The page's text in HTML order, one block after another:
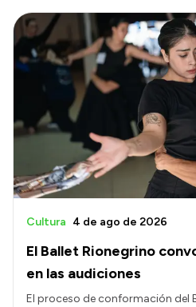
Autoridades y Organismos
Discursos en la Legislatura
Casa de Gobierno
Acerca de Río Negro
Historia
Geografía
Invertí en Río Negro
Transparencia
Presupuesto
El Ballet Rionegrino
en las audiciones
Cultura 4 de ago de 2026
El proceso de conformación del